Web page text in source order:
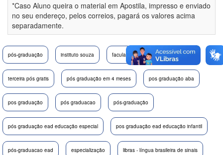
*Caso Aluno queira o material em Apostila, impresso e enviado
no seu endereço, pelos correios, pagará os valores acima
separadamente.
pós-graduação instituto souza faculade souza fasouza
terceira pós gratis pós graduação em 4 meses pos graduação aba
pos graduação pós graduacao pós-graduação
pós graduação ead educação especial pos graduação ead educação infantil
pós-graduacao ead especialização libras - língua brasileira de sinais